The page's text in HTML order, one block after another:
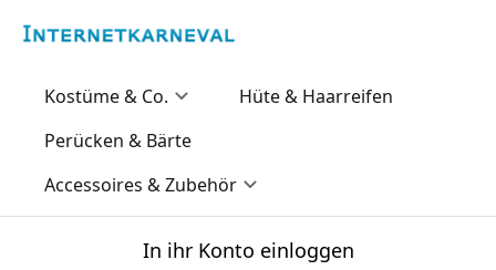
Kostüme & Co.
Hüte & Haarreifen
Perücken & Bärte
Accessoires & Zubehör
In ihr Konto einloggen